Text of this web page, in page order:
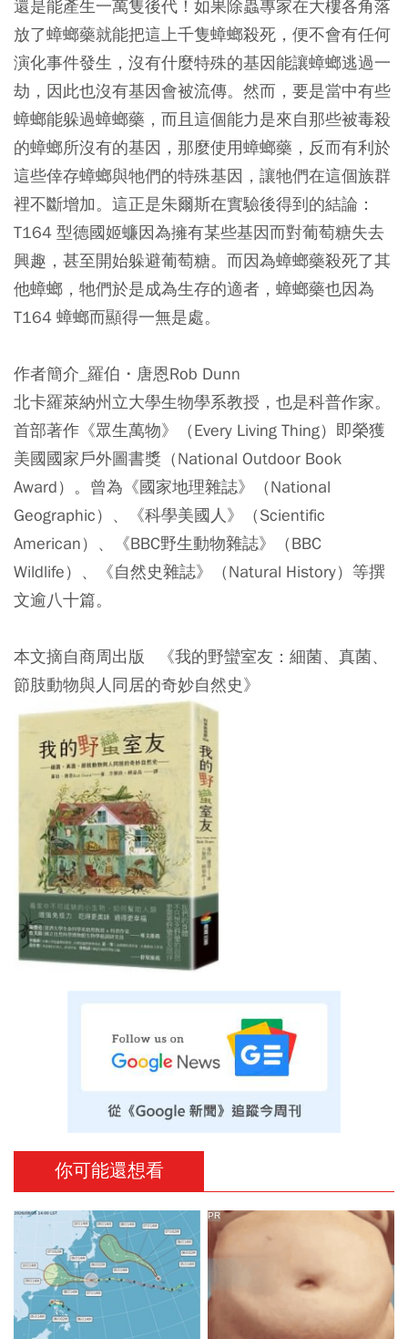
還是能產生一萬隻後代！如果除蟲專家在大樓各角落
放了蟑螂藥就能把這上千隻蟑螂殺死，便不會有任何
演化事件發生，沒有什麼特殊的基因能讓蟑螂逃過一
劫，因此也沒有基因會被流傳。 然而，要是當中有些
蟑螂能躲過蟑螂藥，而且這個能力是來自那些被毒殺
的蟑螂所沒有的基因，那麼使用蟑螂藥，反而有利於
這些倖存蟑螂與牠們的特殊基因，讓牠們在這個族群
裡不斷增加。 這正是朱爾斯在實驗後得到的結論：
T164 型德國姬蠊因為擁有某些基因而對葡萄糖失去
興趣，甚至開始躲避葡萄糖。而因為蟑螂藥殺死了其
他蟑螂，牠們於是成為生存的適者，蟑螂藥也因為
T164 蟑螂而顯得一無是處。
作者簡介_羅伯・唐恩Rob Dunn
北卡羅萊納州立大學生物學系教授，也是科普作家。
首部著作《眾生萬物》（Every Living Thing）即榮獲
美國國家戶外圖書獎（National Outdoor Book
Award）。曾為《國家地理雜誌》（National
Geographic）、《科學美國人》（Scientific
American）、《BBC野生動物雜誌》（BBC
Wildlife）、《自然史雜誌》（Natural History）等撰
文逾八十篇。
本文摘自商周出版 《我的野蠻室友：細菌、真菌、
節肢動物與人同居的奇妙自然史》
你可能還想看
PR